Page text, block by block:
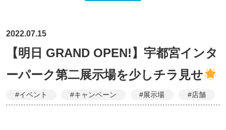
2022.07.15
【明日 GRAND OPEN!】宇都宮インタ
ーパーク第二展示場を少しチラ見せ
#イベント #キャンペーン #展示場 #店舗